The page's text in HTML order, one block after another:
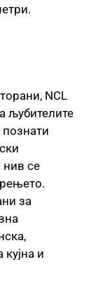
NCL
љубителите
нив се
за
и